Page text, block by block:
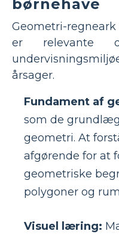
børnehave
Geometri-
er relevante
årsager.
Fundament af
som de
geometri. At
afgørende for at
geometriske
polygoner og
Visuel læring: